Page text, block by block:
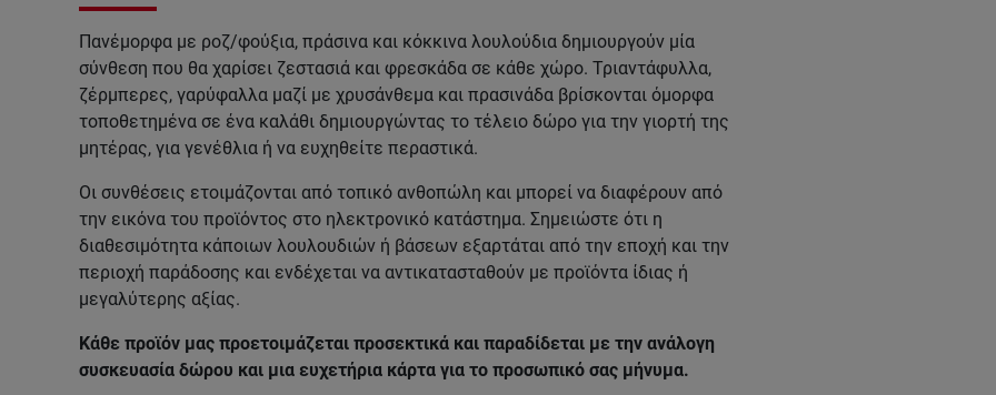
Πανέμορφα με ροζ/φούξια, πράσινα και κόκκινα λουλούδια δημιουργούν μία
σύνθεση που θα χαρίσει ζεστασιά και φρεσκάδα σε κάθε χώρο. Τριαντάφυλλα,
ζέρμπερες, γαρύφαλλα μαζί με χρυσάνθεμα και πρασινάδα βρίσκονται όμορφα
τοποθετημένα σε ένα καλάθι δημιουργώντας το τέλειο δώρο για την γιορτή της
μητέρας, για γενέθλια ή να ευχηθείτε περαστικά.
Οι συνθέσεις ετοιμάζονται από τοπικό ανθοπώλη και μπορεί να διαφέρουν από
την εικόνα του προϊόντος στο ηλεκτρονικό κατάστημα. Σημειώστε ότι η
διαθεσιμότητα κάποιων λουλουδιών ή βάσεων εξαρτάται από την εποχή και την
περιοχή παράδοσης και ενδέχεται να αντικατασταθούν με προϊόντα ίδιας ή
μεγαλύτερης αξίας.
Κάθε προϊόν μας προετοιμάζεται προσεκτικά και παραδίδεται με την ανάλογη
συσκευασία δώρου και μια ευχετήρια κάρτα για το προσωπικό σας μήνυμα.